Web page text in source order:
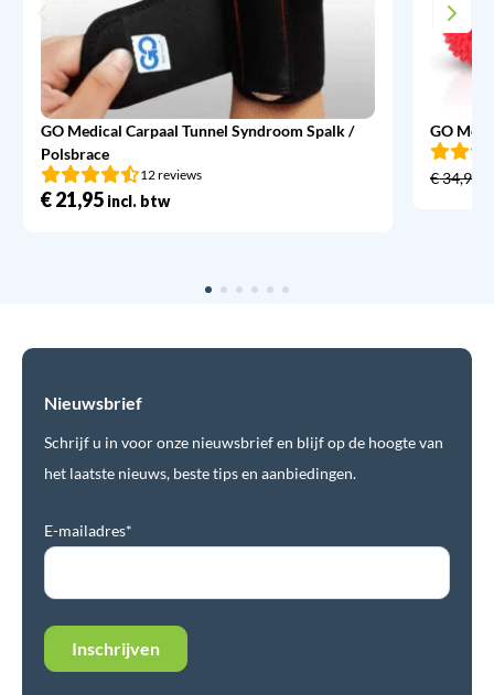
GO Medical Carpaal Tunnel Syndroom Spalk /
Polsbrace
12 reviews
€21,95 incl. btw
GO
€34,95
Nieuwsbrief
Schrijf u in voor onze nieuwsbrief en blijf op de hoogte van
het laatste nieuws, beste tips en aanbiedingen.
E-mailadres*